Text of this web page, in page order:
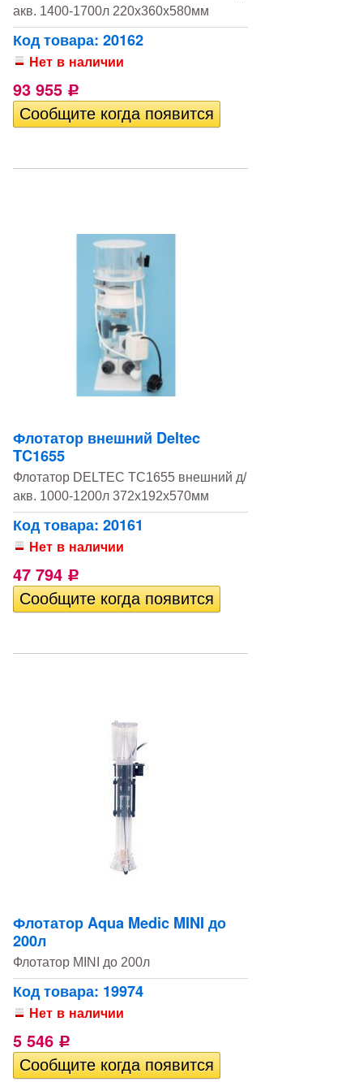
акв. 1400-1700л 220х360х580мм
Код товара: 20162
Нет в наличии
93 955 Р
Флотатор внешний Deltec
TC1655
Флотатор DELTEC TC1655 внешний д/
акв. 1000-1200л 372х192х570мм
Код товара: 20161
Нет в наличии
47 794 Р
Флотатор Aqua Medic MINI до
200л
Флотатор MINI до 200л
Код товара: 19974
Нет в наличии
5 546 Р